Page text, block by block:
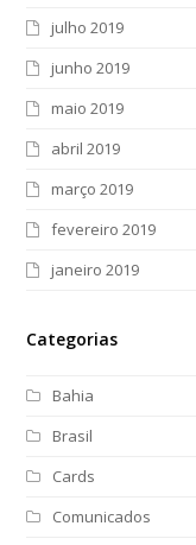
julho 2019
junho 2019
maio 2019
abril 2019
março 2019
fevereiro 2019
janeiro 2019
Categorias
Bahia
Brasil
Cards
Comunicados